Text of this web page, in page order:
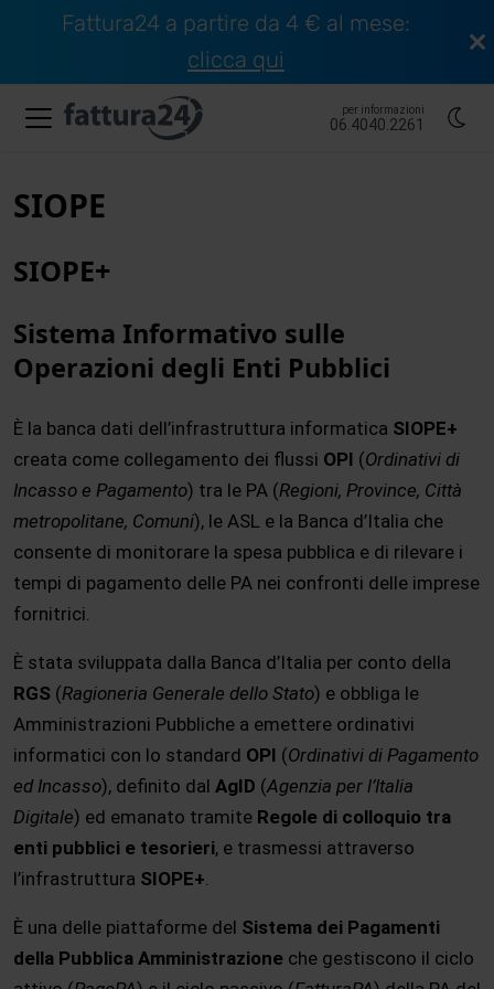
Fattura24 a partire da 4 € al mese:
clicca qui
per informazioni
06.4040.2261
SIOPE
SIOPE+
Sistema Informativo sulle
Operazioni degli Enti Pubblici
È la banca dati dell’infrastruttura informatica SIOPE+
creata come collegamento dei flussi OPI (Ordinativi di
Incasso e Pagamento) tra le PA (Regioni, Province, Città
metropolitane, Comuni), le ASL e la Banca d’Italia che
consente di monitorare la spesa pubblica e di rilevare i
tempi di pagamento delle PA nei confronti delle imprese
fornitrici.
È stata sviluppata dalla Banca d’Italia per conto della
RGS (Ragioneria Generale dello Stato) e obbliga le
Amministrazioni Pubbliche a emettere ordinativi
informatici con lo standard OPI (Ordinativi di Pagamento
ed Incasso), definito dal AgID (Agenzia per l’Italia
Digitale) ed emanato tramite Regole di colloquio tra
enti pubblici e tesorieri, e trasmessi attraverso
l’infrastruttura SIOPE+.
È una delle piattaforme del Sistema dei Pagamenti
della Pubblica Amministrazione che gestiscono il ciclo